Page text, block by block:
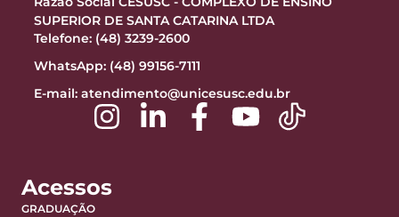
SUPERIOR DE SANTA CATARINA LTDA
Telefone: (48) 3239-2600
WhatsApp: (48) 99156-7111
E-mail: atendimento@unicesusc.edu.br
Acessos
GRADUAÇÃO